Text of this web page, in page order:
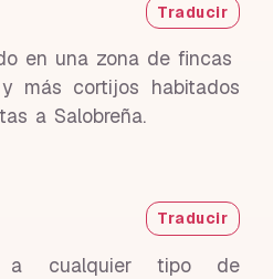
Traducir
en una zona de fincas
más cortijos habitados
a Salobreña.
Traducir
a cualquier tipo de